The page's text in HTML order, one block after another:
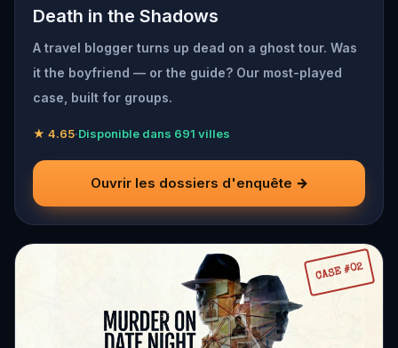
Death in the Shadows
A travel blogger turns up dead on a ghost tour. Was
it the boyfriend — or the guide? Our most-played
case, built for groups.
★ 4.65·Disponible dans 691 villes
Ouvrir les dossiers d'enquête →
CASE #02